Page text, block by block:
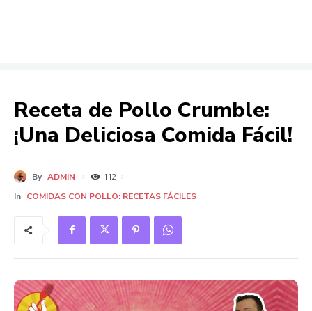
Receta de Pollo Crumble:
¡Una Deliciosa Comida Fácil!
By ADMIN 112
In COMIDAS CON POLLO: RECETAS FÁCILES